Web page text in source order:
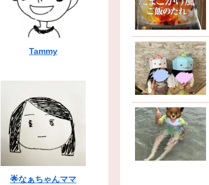
Tammy
🌟なぁちゃんママ